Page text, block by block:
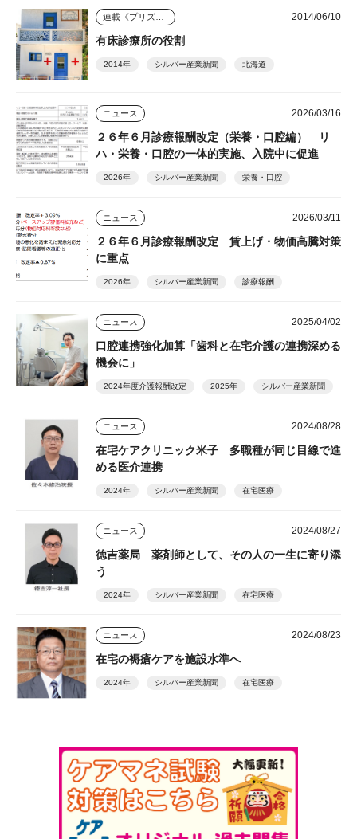
2014/06/10
有床診療所の役割
2014年 シルバー産業新聞 北海道
ニュース 2026/03/16
２６年６月診療報酬改定（栄養・口腔編） リ
ハ・栄養・口腔の一体的実施、入院中に促進
2026年 シルバー産業新聞 栄養・口腔
ニュース 2026/03/11
２６年６月診療報酬改定 賃上げ・物価高騰対策
に重点
2026年 シルバー産業新聞 診療報酬
ニュース 2025/04/02
口腔連携強化加算「歯科と在宅介護の連携深める
機会に」
2024年度介護報酬改定 2025年 シルバー産業新聞
ニュース 2024/08/28
在宅ケアクリニック米子 多職種が同じ目線で進
める医介連携
2024年 シルバー産業新聞 在宅医療
ニュース 2024/08/27
徳吉薬局 薬剤師として、その人の一生に寄り添
う
2024年 シルバー産業新聞 在宅医療
ニュース 2024/08/23
在宅の褥瘡ケアを施設水準へ
2024年 シルバー産業新聞 在宅医療